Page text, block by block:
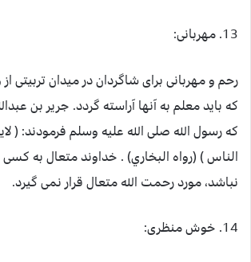
13. مهربانی:
رحم و مهربانی برای شاگردان در میدان تربیتی
که باید معلم به آنها آراسته گردد. جریر بن
که رسول الله صلی الله علیه وسلم فرمودند: (
الناس ) (رواه البخاري) . خداوند متعال به
نباشد، مورد رحمت الله متعال قرار نمی گیرد.
14. خوش منظری: